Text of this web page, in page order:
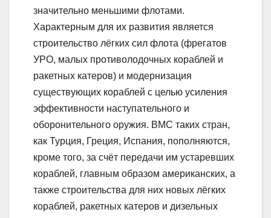
значительно меньшими флотами.
Характерным для их развития является
строительство лёгких сил флота (фрегатов
УРО, малых противолодочных кораблей и
ракетных катеров) и модернизация
существующих кораблей с целью усиления
эффективности наступательного и
оборонительного оружия. ВМС таких стран,
как Турция, Греция, Испания, пополняются,
кроме того, за счёт передачи им устаревших
кораблей, главным образом американских, а
также строительства для них новых лёгких
кораблей, ракетных катеров и дизельных